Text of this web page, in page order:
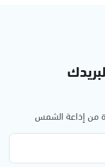
من إذاعة الشمس